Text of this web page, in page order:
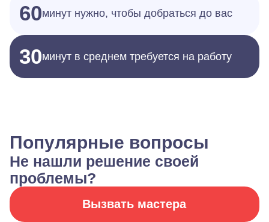
60минут нужно, чтобы добраться до вас
30минут в среднем требуется на работу
Популярные вопросы
Не нашли решение своей
проблемы?
Вызвать мастера